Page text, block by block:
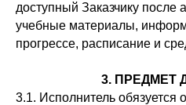
доступный Заказчику
учебные материалы,
прогрессе, расписание и
3. ПРЕДМЕТ
3.1. Исполнитель обязуется